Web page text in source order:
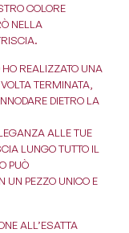
COLORE
NELLA
REALIZZATO UNA
TERMINATA,
DIETRO LA
ALLE TUE
LUNGO TUTTO IL
PUÒ
UN PEZZO UNICO E
ALL’ESATTA